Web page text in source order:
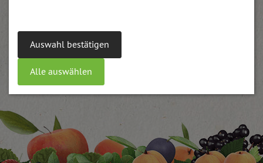
Auswahl bestätigen
Alle auswählen